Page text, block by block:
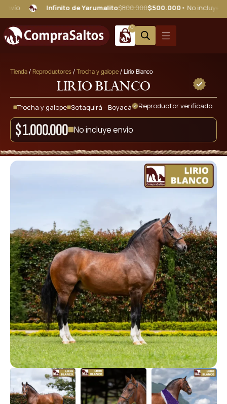
Infinito de Yarumalito$800.000$500.000• No incluye envío
0
Tienda / Reproductores / Trocha y galope / Lirio Blanco
Lirio Blanco
Trocha y galope Sotaquirá - Boyacá Reproductor verificado
$1.000.000 No incluye envío